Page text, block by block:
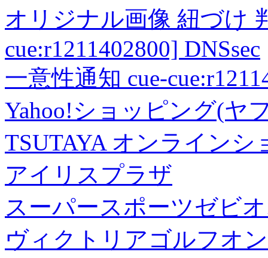
オリジナル画像 紐づけ
cue:r1211402800] DNSsec
一意性通知 cue-
Yahoo!ショッピング(ヤ
TSUTAYA オンラインシ
アイリスプラザ
スーパースポーツゼビ
ヴィクトリアゴルフオ